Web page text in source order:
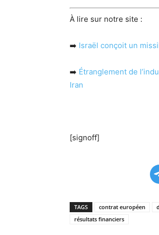
À lire sur notre site :
➡️ Israël conçoit un
➡️ Étranglement de
Iran
[signoff]
TAGS contrat européen
résultats financiers